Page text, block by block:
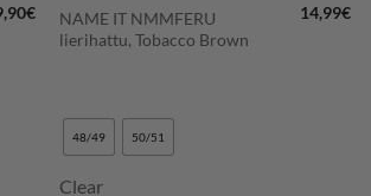
€
NAME IT NMMFERU
lierihattu, Tobacco Brown
14,99€
48/49 50/51
Clear